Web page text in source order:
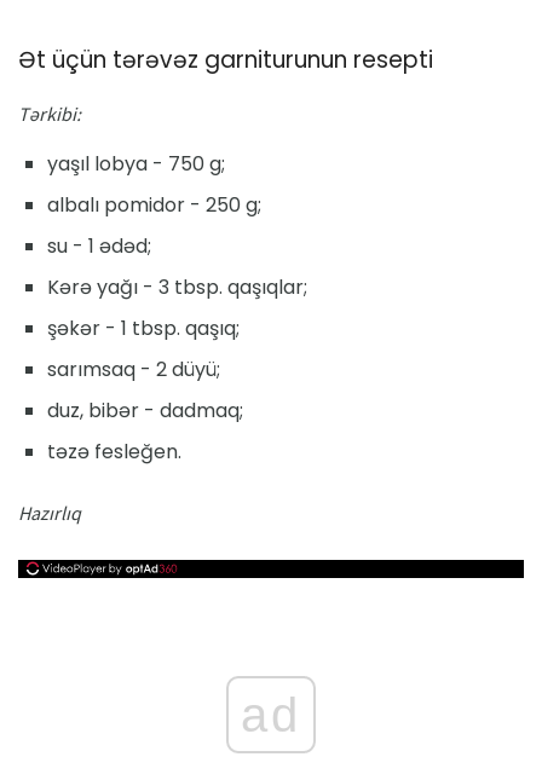
Ət üçün tərəvəz garniturunun resepti
Tərkibi:
yaşıl lobya - 750 g;
albalı pomidor - 250 g;
su - 1 ədəd;
Kərə yağı - 3 tbsp. qaşıqlar;
şəkər - 1 tbsp. qaşıq;
sarımsaq - 2 düyü;
duz, bibər - dadmaq;
təzə fesleğen.
Hazırlıq
ad